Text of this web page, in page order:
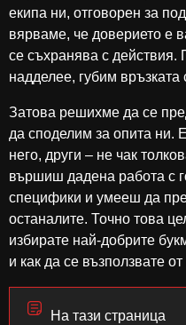
екипа ни, отговорен за
вярваме, че доверието е
се съхранява с действия.
надделее, губим връзката
Затова решихме да се
да споделим за опита ни.
него, други – не чак
вършиш дадена работа с
специфики и умееш да
останалите. Точно това
избирате най-добрите
и как да се възползвате
На тази страница